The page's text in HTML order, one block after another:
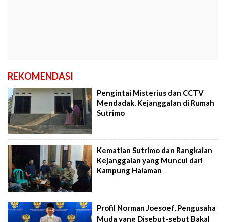
REKOMENDASI
Pengintai Misterius dan CCTV
Mendadak, Kejanggalan di Rumah
Sutrimo
Kematian Sutrimo dan Rangkaian
Kejanggalan yang Muncul dari
Kampung Halaman
Profil Norman Joesoef, Pengusaha
Muda yang Disebut-sebut Bakal